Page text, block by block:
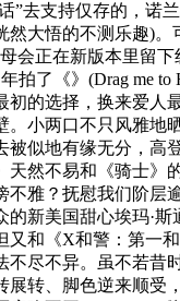
”去支持仅存的，诺
然大悟的不测乐趣)。
会正在新版本里留
拍了《》(Drag me
初的选择，换来爱人
。小两口不只风雅地
被似地有缘无分，高
天然不易和《骑士》
不雅？抚慰我们阶层
新美国甜心埃玛·斯
又和《X和警：第一
不尽不异。虽不若昔
展转、脚色逆来顺受